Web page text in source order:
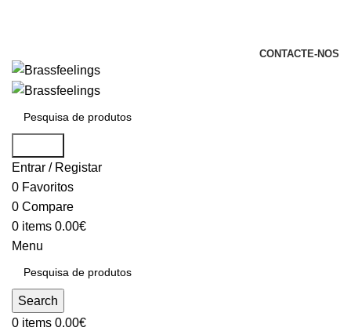
CONTACTE-NOS
Entrar / Registar
0 Favoritos
0 Compare
0 items 0.00€
Menu
Search
0 items 0.00€